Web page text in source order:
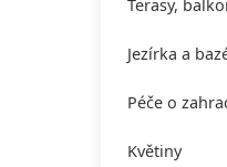
Terasy,
Jezírka a
Péče o
Květiny